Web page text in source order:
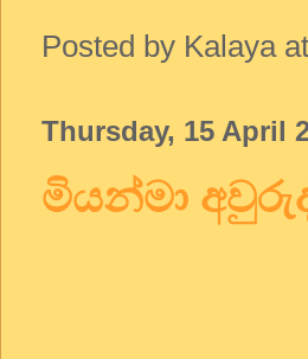
Posted by Kalaya at
Thursday, 15 April
මියන්මා